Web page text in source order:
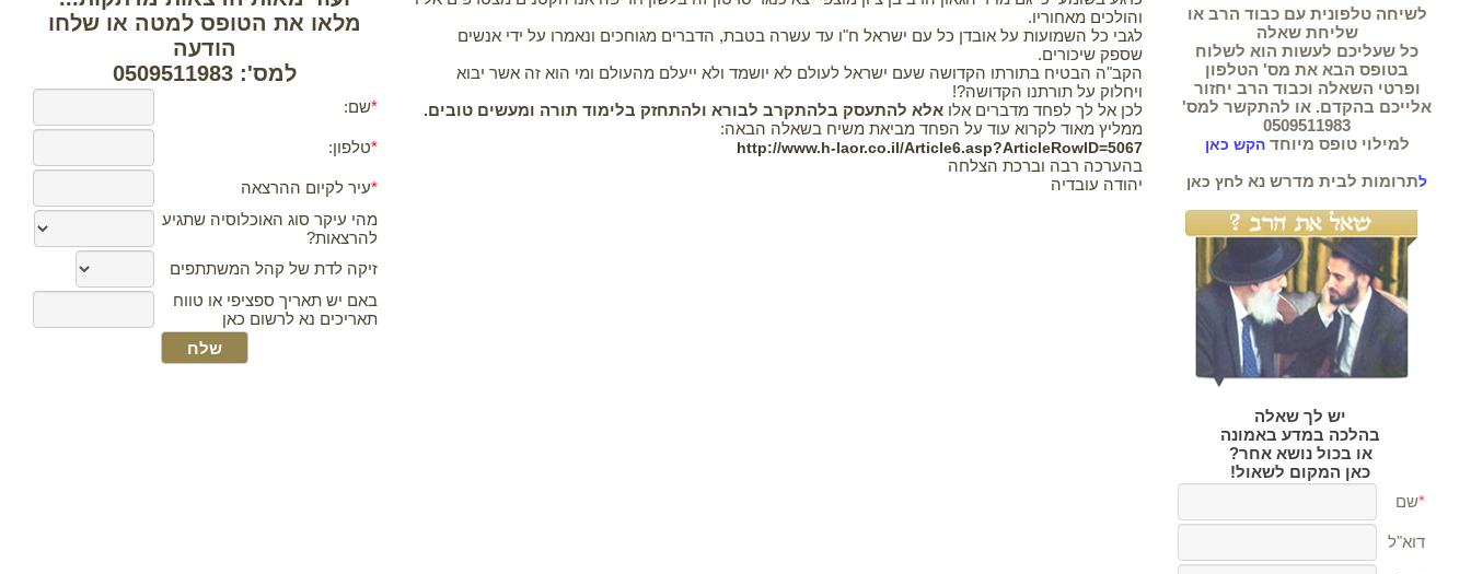
לשיחה טלפונית עם כבוד הרב או
שליחת שאלה
כל שעליכם לעשות הוא לשלוח
בטופס הבא את מס' הטלפון
ופרטי השאלה וכבוד הרב יחזור
אלייכם בהקדם. או להתקשר למס'
0509511983
למילוי טופס מיוחדהקש כאן
לתרומות לבית מדרש נא לחץ כאן
יש לך שאלה
בהלכה במדע באמונה
או בכול נושא אחר?
כאן המקום לשאול!
והולכים מאחוריו.
לגבי כל השמועות על אובדן כל עם ישראל ח"ו עד עשרה בטבת, הדברים מגוחכים ונאמרו על ידי אנשים
שספק שיכורים.
הקב"ה הבטיח בתורתו הקדושה שעם ישראל לעולם לא יושמד ולא ייעלם מהעולם ומי הוא זה אשר יבוא
ויחלוק על תורתנו הקדושה?!
לכן אל לך לפחד מדברים אלו אלא להתעסק בלהתקרב לבורא ולהתחזק בלימוד תורה ומעשים טובים.
ממליץ מאוד לקרוא עוד על הפחד מביאת משיח בשאלה הבאה:
http://www.h-laor.co.il/Article6.asp?ArticleRowID=5067
בהערכה רבה וברכת הצלחה
יהודה עובדיה
מלאו את הטופס למטה או שלחו
הודעה
למס': 0509511983